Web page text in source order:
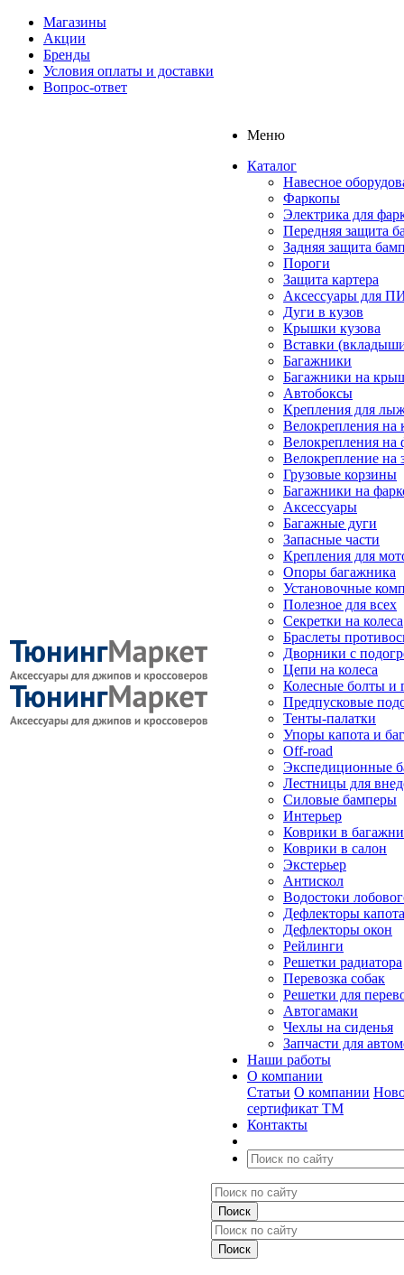
Магазины
Акции
Бренды
Условия оплаты и доставки
Вопрос-ответ
Меню
Каталог
Навесное
Фаркопы
Электрика для
Передняя защита
Задняя защита
Пороги
Защита картера
Аксессуары для
Дуги в кузов
Крышки кузова
Вставки
Багажники
Багажники на
Автобоксы
Крепления для
Велокрепления
Велокрепления на
Велокрепление на
Грузовые корзины
Багажники на
Аксессуары
Багажные дуги
Запасные части
Крепления для
Опоры багажника
Установочные
Полезное для всех
Секретки на колеса
Браслеты
Дворники с
Цепи на колеса
Колесные болты и
Предпусковые
Тенты-палатки
Упоры капота и
Off-road
Экспедиционные
Лестницы для
Силовые бамперы
Интерьер
Коврики в
Коврики в салон
Экстерьер
Антискол
Водостоки
Дефлекторы капота
Дефлекторы окон
Рейлинги
Решетки радиатора
Перевозка собак
Решетки для
Автогамаки
Чехлы на сиденья
Запчасти для
Наши работы
О компании
Статьи О компании
сертификат ТМ
Контакты